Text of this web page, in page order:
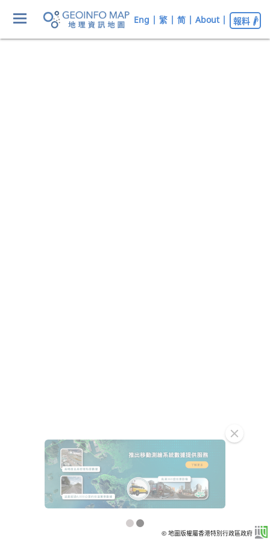
Eng | 繁 | 简 | About | 報料
© 地圖版權屬香港特別行政區政府
clear